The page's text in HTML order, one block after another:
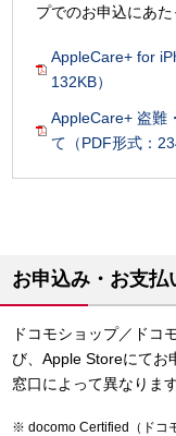
プでのお申込にあた
AppleCare+ for
132KB）
AppleCare+ 盗難
て（PDF形式：
お申込み・お支払
ドコモショップ／ドコ
び、Apple Storeにてお
窓口によって異なります
docomo Certified（ドコ